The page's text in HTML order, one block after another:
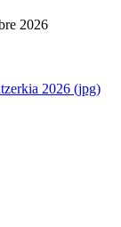
2026
2026 (jpg)